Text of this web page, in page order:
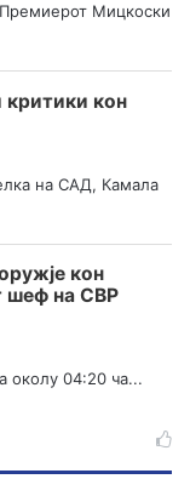
Мицкоски
критики кон
на САД, Камала
кон
шеф на СВР
околу 04:20 ча...